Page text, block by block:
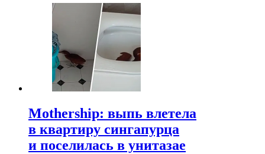
Mothership: выпь влетела
в квартиру сингапурца
и поселилась в унитазае